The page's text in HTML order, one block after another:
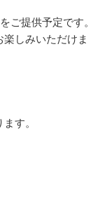
ご提供予定です。
しみいただけま
す。